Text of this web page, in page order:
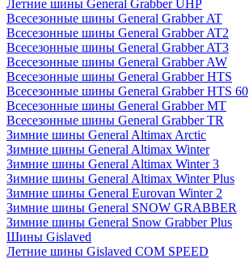
Летние шины General Grabber UHP
Всесезонные шины General Grabber AT
Всесезонные шины General Grabber AT2
Всесезонные шины General Grabber AT3
Всесезонные шины General Grabber AW
Всесезонные шины General Grabber HTS
Всесезонные шины General Grabber HTS 60
Всесезонные шины General Grabber MT
Всесезонные шины General Grabber TR
Зимние шины General Altimax Arctic
Зимние шины General Altimax Winter
Зимние шины General Altimax Winter 3
Зимние шины General Altimax Winter Plus
Зимние шины General Eurovan Winter 2
Зимние шины General SNOW GRABBER
Зимние шины General Snow Grabber Plus
Шины Gislaved
Летние шины Gislaved COM SPEED